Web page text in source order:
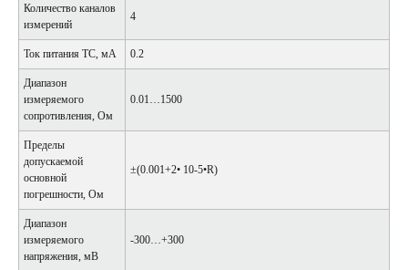
Количество каналов
измерений
4
Ток питания ТС, мА 0.2
Диапазон
измеряемого
сопротивления, Ом
0.01…1500
Пределы
допускаемой
основной
погрешности, Ом
±(0.001+2• 10-5•R)
Диапазон
измеряемого
напряжения, мВ
-300…+300